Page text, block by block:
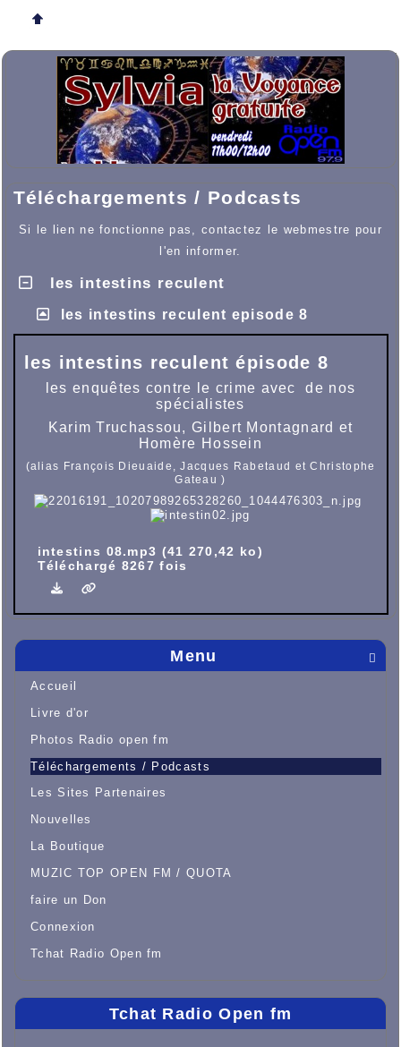

Menu
Accueil
Livre d'or
Photos Radio open fm
Téléchargements / Podcasts
Les Sites Partenaires
Nouvelles
La Boutique
MUZIC TOP OPEN FM / QUOTA
faire un Don
Connexion
Tchat Radio Open fm
Tchat Radio Open fm
Téléchargements / Podcasts
Si le lien ne fonctionne pas, contactez le webmestre pour
l'en informer.
les intestins reculent
les intestins reculent episode 8
les intestins reculent épisode 8
les enquêtes contre le crime avec de nos
spécialistes
Karim Truchassou, Gilbert Montagnard et
Homère Hossein
(alias François Dieuaide, Jacques Rabetaud et Christophe
Gateau )
intestins 08.mp3 (41 270,42 ko)
Téléchargé 8267 fois